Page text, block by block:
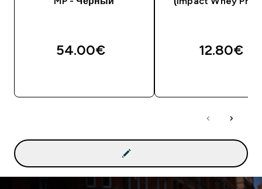
54.00€‎ 12.80€‎